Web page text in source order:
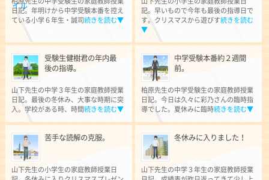
日記。年明けから中学受験本番を控え
ている小学６年生・誠司続きを読む▼
記。早いもので今年も最後の指導日で
す。クリスマスから遊びす続きを読む
▼
受験生健樹君の年内最
後の指導。
山下先生の中学３年生の家庭教師授業
日記。最後の冬休み、大事な時期に突
入。学校がある時、時間続きを読む▼
中学受験本番約２週間
前。
柏原先生の中学受験生の家庭教師授業
日記。今日は久々に彩乃さんの臨時指
導でした。夏休みに臨時続きを読む▼
苦手な読解の克服。
山下先生の小学生の家庭教師授業日
冬休みに入りました！
山下先生の中学３年生の家庭教師授業